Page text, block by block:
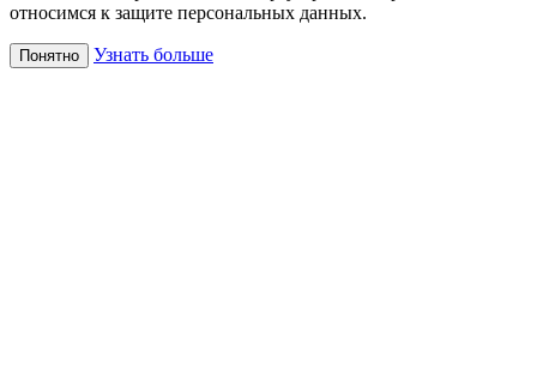
относимся к защите персональных данных.
Понятно Узнать больше